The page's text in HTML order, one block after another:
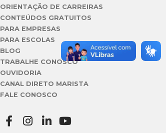
ORIENTAÇÃO DE CARREIRAS
CONTEÚDOS GRATUITOS
PARA EMPRESAS
PARA ESCOLAS
BLOG
TRABALHE CONOSCO
OUVIDORIA
CANAL DIRETO MARISTA
FALE CONOSCO